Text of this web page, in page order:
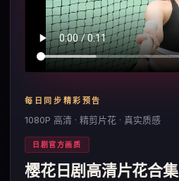
每日同步精彩预告
1080P 高清 · 精剪片花 · 真实质感
日剧官方画质
樱花日剧高清片花合集